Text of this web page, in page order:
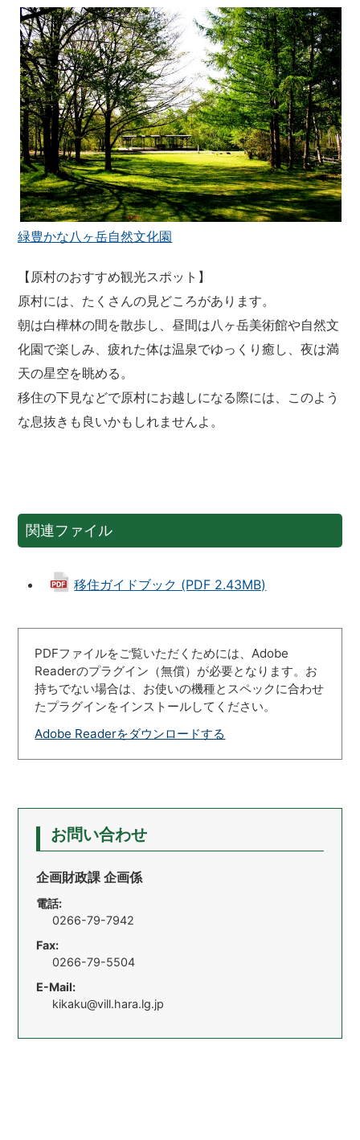
緑豊かな八ヶ岳自然文化園
【原村のおすすめ観光スポット】
原村には、たくさんの見どころがあります。
朝は白樺林の間を散歩し、昼間は八ヶ岳美術館や自然文
化園で楽しみ、疲れた体は温泉でゆっくり癒し、夜は満
天の星空を眺める。
移住の下見などで原村にお越しになる際には、このよう
な息抜きも良いかもしれませんよ。
関連ファイル
移住ガイドブック (PDF 2.43MB)
PDFファイルをご覧いただくためには、Adobe
Readerのプラグイン（無償）が必要となります。お
持ちでない場合は、お使いの機種とスペックに合わせ
たプラグインをインストールしてください。
Adobe Readerをダウンロードする
お問い合わせ
企画財政課 企画係
電話:
0266-79-7942
Fax:
0266-79-5504
E-Mail:
kikaku@vill.hara.lg.jp